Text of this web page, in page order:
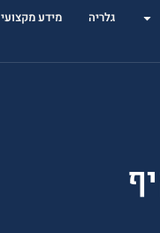
גלריה
מידע מקצועי